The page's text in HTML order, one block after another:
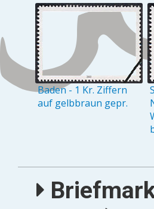
Baden - 1 Kr. Ziffern
auf gelbbraun gepr.